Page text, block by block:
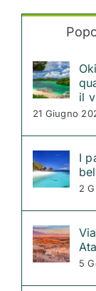
il
21 Giugno
I
2
5